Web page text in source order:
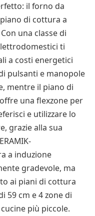
il forno da
piano di cottura a
una classe di
ti
a costi energetici
pulsanti e manopole
mentre il piano di
una flexzone per
e utilizzare lo
grazie alla sua
a induzione
gradevole, ma
ai piani di cottura
59 cm e 4 zone di
più piccole.